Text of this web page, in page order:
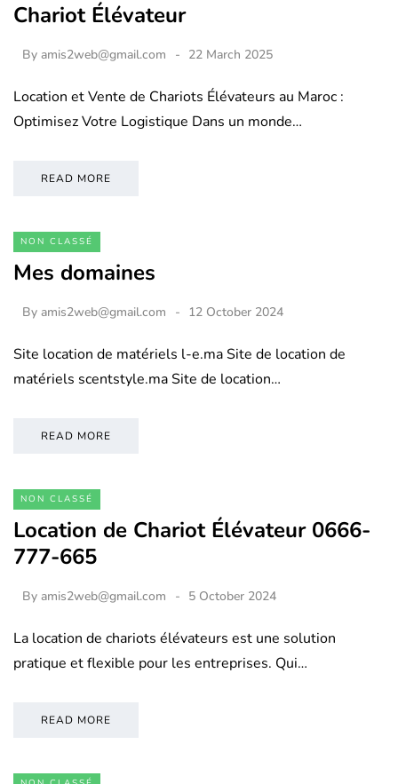
Chariot Élévateur
By amis2web@gmail.com 22 March 2025
Location et Vente de Chariots Élévateurs au Maroc :
Optimisez Votre Logistique Dans un monde…
READ MORE
NON CLASSÉ
Mes domaines
By amis2web@gmail.com 12 October 2024
Site location de matériels l-e.ma Site de location de
matériels scentstyle.ma Site de location…
READ MORE
NON CLASSÉ
Location de Chariot Élévateur 0666-
777-665
By amis2web@gmail.com 5 October 2024
La location de chariots élévateurs est une solution
pratique et flexible pour les entreprises. Qui…
READ MORE